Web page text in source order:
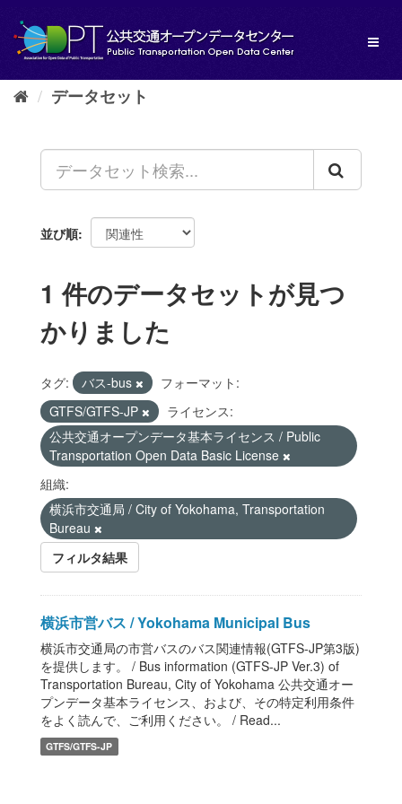
し
データセット
並び順
1 件のデータセットが見つ
かりました
タグ: バス-bus
フォーマット:
GTFS/GTFS-JP
ライセンス:
公共交通オープンデータ基本ライセンス / Public
Transportation Open Data Basic License
組織:
横浜市交通局 / City of Yokohama, Transportation
Bureau
フィルタ結果
横浜市営バス / Yokohama Municipal Bus
横浜市交通局の市営バスのバス関連情報(GTFS-JP第3版)
を提供します。 / Bus information (GTFS-JP Ver.3) of
Transportation Bureau, City of Yokohama 公共交通オー
プンデータ基本ライセンス、および、その特定利用条件
をよく読んで、ご利用ください。 / Read...
GTFS/GTFS-JP